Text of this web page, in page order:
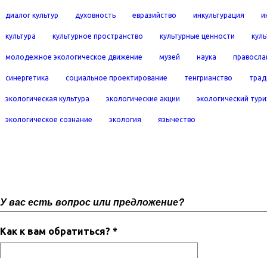
диалог культур духовность евразийство инкультурация
культура культурное пространство культурные ценности
молодежное экологическое движение музей наука
синергетика социальное проектирование тенгрианство
экологическая культура экологические акции экологический
экологическое сознание экология язычество
У вас есть вопрос или предложение?
Как к вам обратиться? *